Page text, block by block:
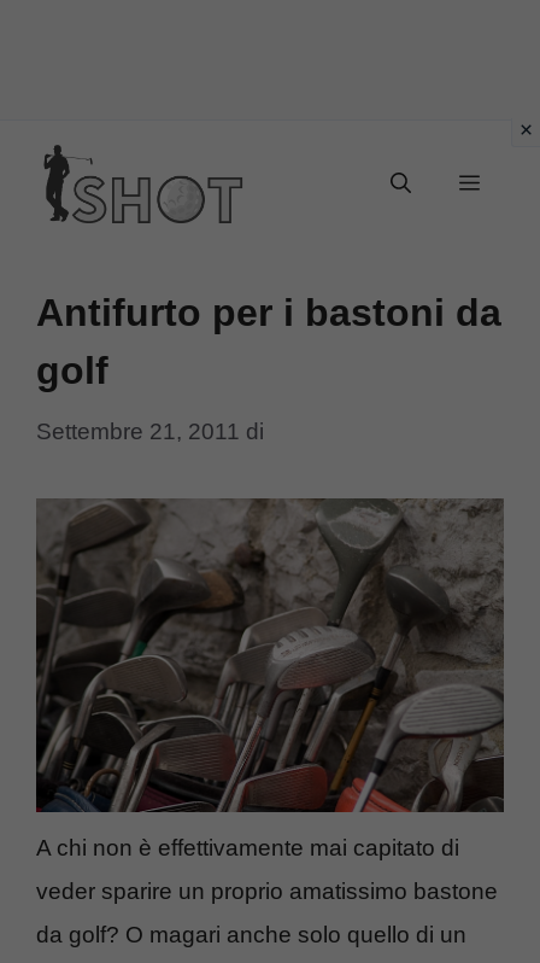
contenuto
Menu
Antifurto per i bastoni da
golf
Settembre 21, 2011 di
A chi non è effettivamente mai capitato di
veder sparire un proprio amatissimo bastone
da golf? O magari anche solo quello di un